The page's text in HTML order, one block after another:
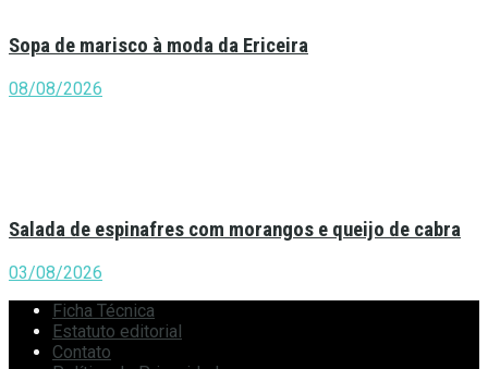
Sopa de marisco à moda da Ericeira
08/08/2026
Salada de espinafres com morangos e queijo de cabra
03/08/2026
Ficha Técnica
Estatuto editorial
Contato